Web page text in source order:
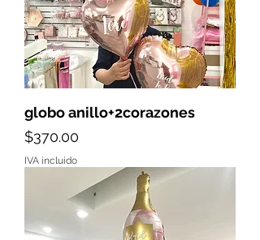
globo anillo+2corazones
Precio
$370.00
IVA incluido